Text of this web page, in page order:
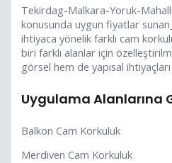
Tekirdag-Malkara-Yoruk-
konusunda uygun fiyatlar sunan
ihtiyaca yönelik farklı cam
biri farklı alanlar için
görsel hem de yapısal ihtiyaçları
Uygulama Alanlarına
Balkon Cam Korkuluk
Merdiven Cam Korkuluk